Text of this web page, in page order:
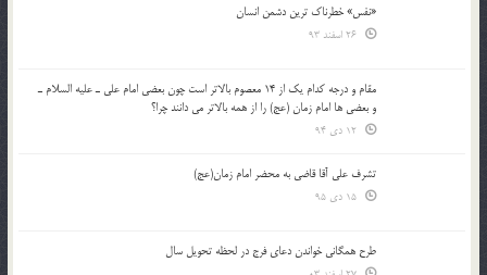
«نفس» خطرناک ترین دشمن انسان
مقام و درجه كدام يك از 14 معصوم بالاتر است چون بعضي امام علي ـ عليه السلام ـ
و بعضي ها امام زمان (عج) را از همه بالاتر مي دانند چرا؟
تشرف علي آقا قاضي به محضر امام زمان(عج)
طرح همگانی خواندن دعای فرج در لحظه تحویل سال